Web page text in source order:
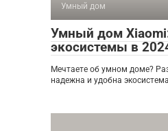
Умный дом
Умный дом
экосистемы в
Мечтаете об умном доме?
надежна и удобна